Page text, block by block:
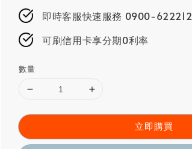
即時客服快速服務 0900-622212
可刷信用卡享分期0利率
數量
立即購買